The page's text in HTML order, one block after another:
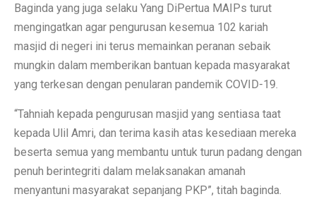
Baginda yang juga selaku Yang DiPertua MAIPs turut
mengingatkan agar pengurusan kesemua 102 kariah
masjid di negeri ini terus memainkan peranan sebaik
mungkin dalam memberikan bantuan kepada masyarakat
yang terkesan dengan penularan pandemik COVID-19.
“Tahniah kepada pengurusan masjid yang sentiasa taat
kepada Ulil Amri, dan terima kasih atas kesediaan mereka
beserta semua yang membantu untuk turun padang dengan
penuh berintegriti dalam melaksanakan amanah
menyantuni masyarakat sepanjang PKP”, titah baginda.